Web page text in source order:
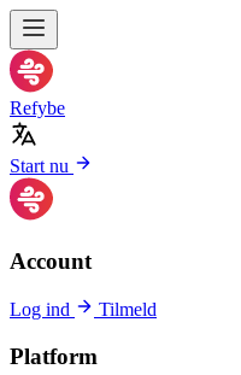
Refybe
Start nu
Account
Log ind Tilmeld
Platform